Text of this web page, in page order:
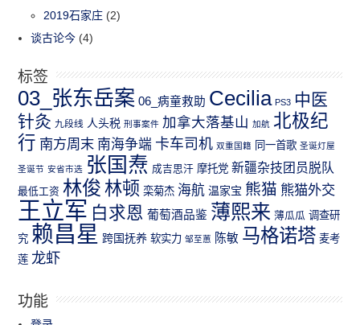
2019石家庄 (2)
谈古论今 (4)
标签
03_张东岳案 06_病童救助 Cecilia PS3 中医
针灸 九段线 人头税 刑事案件 加拿大落基山 加航 北极纪
行 南方周末 南海争端 卡车司机 双重国籍 同一首歌 圣诞灯屋
圣诞节 安省市选 张国焘 成吉思汗 摩托党 新疆杂技团员脱队
最低工资 林俊 林顿 栾菊杰 海航 温家宝 熊猫 熊猫外交
王立军 白求恩 葡萄酒品鉴 薄熙来 薄瓜瓜 调查研
究 赖昌星 跨国抚养 软实力 邹至蕙 陈敏 马格诺塔 麦考
莲 龙虾
功能